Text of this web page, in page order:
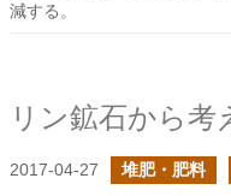
減する。
リン鉱石から考
2017-04-27 堆肥・肥料